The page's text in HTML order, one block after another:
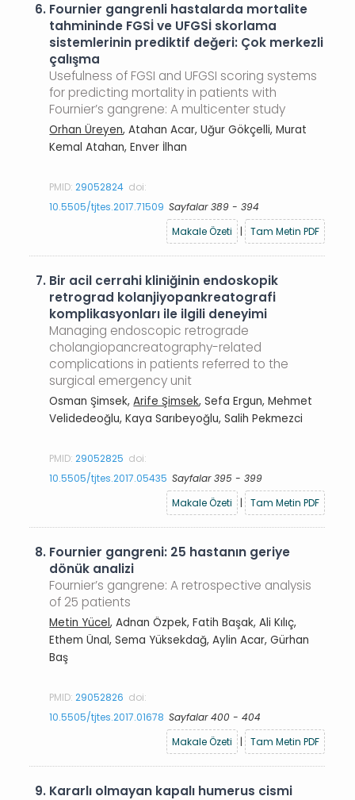
6. Fournier gangrenli hastalarda mortalite
tahmininde FGSİ ve UFGSİ skorlama
sistemlerinin prediktif değeri: Çok merkezli
çalışma
Usefulness of FGSI and UFGSI scoring systems
for predicting mortality in patients with
Fournier’s gangrene: A multicenter study
Orhan Üreyen, Atahan Acar, Uğur Gökçelli, Murat
Kemal Atahan, Enver İlhan
PMID:29052824 doi:
10.5505/tjtes.2017.71509 Sayfalar 389 - 394
Makale Özeti
| Tam Metin PDF
7. Bir acil cerrahi kliniğinin endoskopik
retrograd kolanjiyopankreatografi
komplikasyonları ile ilgili deneyimi
Managing endoscopic retrograde
cholangiopancreatography-related
complications in patients referred to the
surgical emergency unit
Osman Şimsek,Arife Şimsek, Sefa Ergun, Mehmet
Velidedeoğlu, Kaya Sarıbeyoğlu, Salih Pekmezci
PMID:29052825 doi:
10.5505/tjtes.2017.05435 Sayfalar 395 - 399
Makale Özeti
| Tam Metin PDF
8. Fournier gangreni: 25 hastanın geriye
dönük analizi
Fournier’s gangrene: A retrospective analysis
of 25 patients
Metin Yücel, Adnan Özpek, Fatih Başak, Ali Kılıç,
Ethem Ünal, Sema Yüksekdağ, Aylin Acar, Gürhan
Baş
PMID:29052826 doi:
10.5505/tjtes.2017.01678 Sayfalar 400 - 404
Makale Özeti
| Tam Metin PDF
9. Kararlı olmayan kapalı humerus cismi